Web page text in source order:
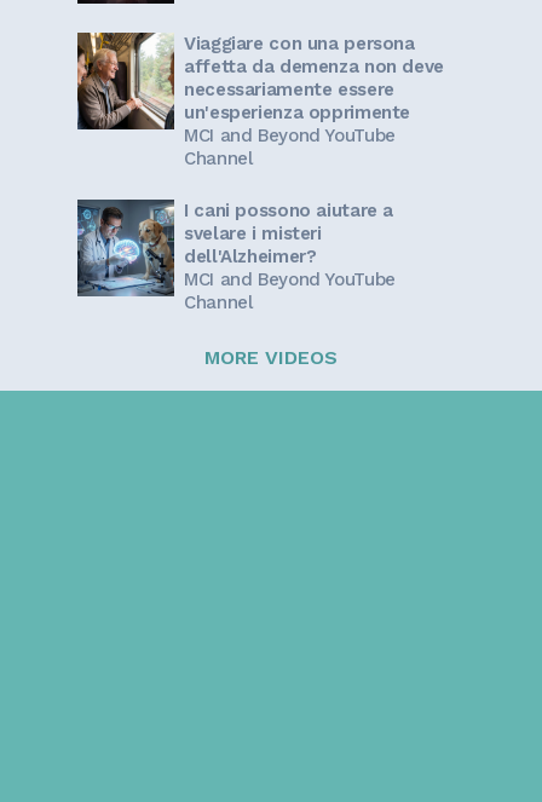
Viaggiare con una persona
affetta da demenza non deve
necessariamente essere
un'esperienza opprimente
MCI and Beyond YouTube
Channel
I cani possono aiutare a
svelare i misteri
dell'Alzheimer?
MCI and Beyond YouTube
Channel
MORE VIDEOS